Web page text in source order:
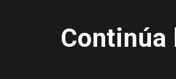
Continúa